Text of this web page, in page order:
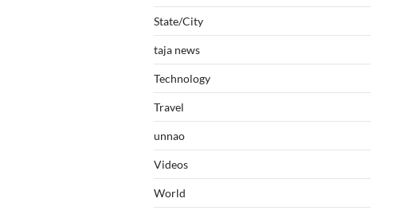
State/City
taja news
Technology
Travel
unnao
Videos
World